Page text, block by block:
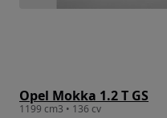
Opel Mokka 1.2 T GS
1199 cm3 • 136 cv